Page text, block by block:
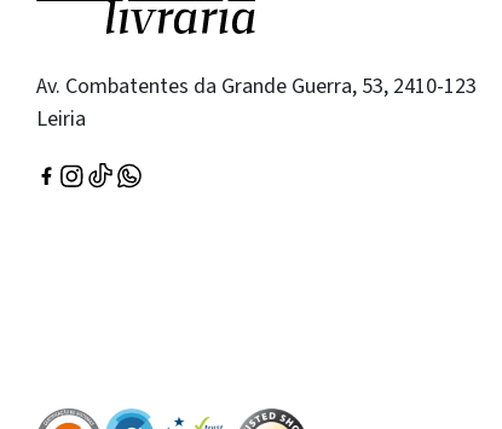
Av. Combatentes da Grande Guerra, 53, 2410-123
Leiria